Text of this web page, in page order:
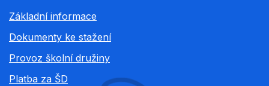
Základní informace
Dokumenty ke stažení
Provoz školní družiny
Platba za ŠD